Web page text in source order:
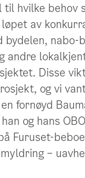
hvilke behov
av
bydelen, nabo-
andre
Disse
og vi
fornøyd
og hans
Furuset-
–